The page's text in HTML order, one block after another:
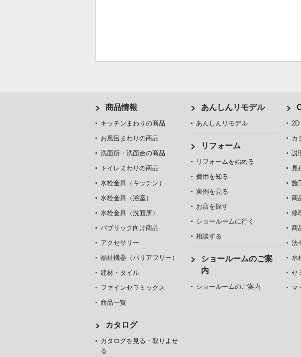
商品情報
キッチンまわりの商品
お風呂まわりの商品
洗面所・洗面台の商品
トイレまわりの商品
水栓金具（キッチン）
水栓金具（浴室）
水栓金具（洗面所）
パブリック向け商品
アクセサリー
福祉機器（バリアフリー）
建材・タイル
ファインセラミックス
商品一覧
カタログ
カタログを見る・取りよせ
る
あんしんリモデル
あんしんリモデル
リフォーム
リフォームを始める
費用を知る
実例を見る
お店を探す
ショールームに行く
相談する
ショールームのご案
内
ショールームのご案内
2D
カ
説
見
施
商
修
商
法
水
セ
マ